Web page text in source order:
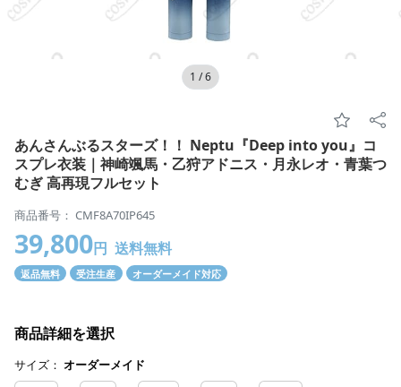
1 /6
あんさんぶるスターズ！！ Neptu『Deep into you』コ
スプレ衣装｜神崎颯馬・乙狩アドニス・月永レオ・青葉つ
むぎ 高再現フルセット
商品番号： CMF8A70IP645
39,800円 送料無料
返品無料 受注生産 オーダーメイド対応
商品詳細を選択
サイズ： オーダーメイド